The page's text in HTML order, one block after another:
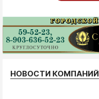
НОВОСТИ КОМПАНИЙ